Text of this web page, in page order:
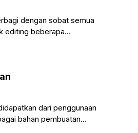
dengan sobat semua
editing beberapa
dari penggunaan
bahan pembuatan